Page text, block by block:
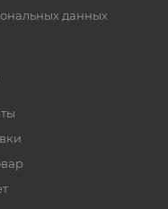
данных